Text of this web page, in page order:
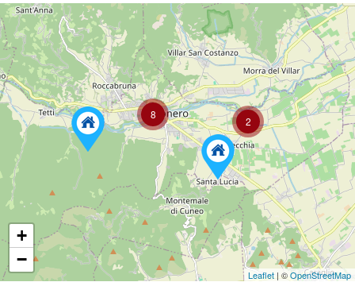
2
8
+
−
Leaflet | ©OpenStreetMap